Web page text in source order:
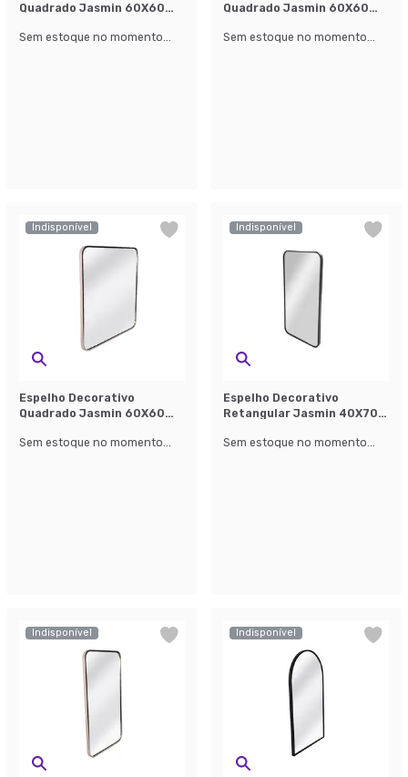
Quadrado Jasmin 60X60
Sem estoque no momento...
Quadrado Jasmin 60X60
Sem estoque no momento...
Indisponível
Espelho Decorativo
Quadrado Jasmin 60X60
Sem estoque no momento...
Indisponível
Espelho Decorativo
Retangular Jasmin 40X70
Sem estoque no momento...
Indisponível Indisponível